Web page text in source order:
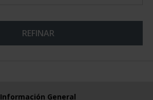
REFINAR
Información General